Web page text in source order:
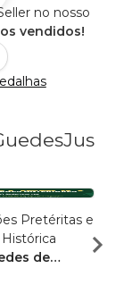
no nosso
vendidos!
Pretéritas e
de
Militar